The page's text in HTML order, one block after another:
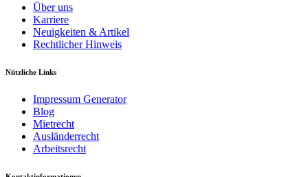
Über uns
Karriere
Neuigkeiten & Artikel
Rechtlicher Hinweis
Nützliche Links
Impressum Generator
Blog
Mietrecht
Ausländerrecht
Arbeitsrecht